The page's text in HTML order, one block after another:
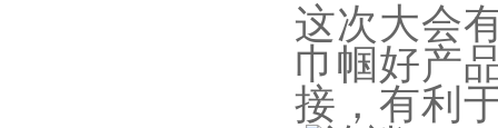
这次大会
巾帼好产
接，有利